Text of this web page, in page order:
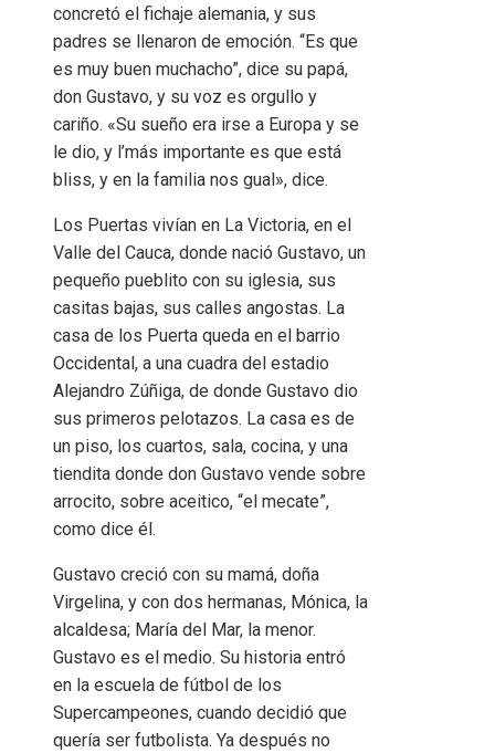
concretó el fichaje alemania, y sus
padres se llenaron de emoción. “Es que
es muy buen muchacho”, dice su papá,
don Gustavo, y su voz es orgullo y
cariño. «Su sueño era irse a Europa y se
le dio, y l’más importante es que está
bliss, y en la familia nos gual», dice.
Los Puertas vivían en La Victoria, en el
Valle del Cauca, donde nació Gustavo, un
pequeño pueblito con su iglesia, sus
casitas bajas, sus calles angostas. La
casa de los Puerta queda en el barrio
Occidental, a una cuadra del estadio
Alejandro Zúñiga, de donde Gustavo dio
sus primeros pelotazos. La casa es de
un piso, los cuartos, sala, cocina, y una
tiendita donde don Gustavo vende sobre
arrocito, sobre aceitico, “el mecate”,
como dice él.
Gustavo creció con su mamá, doña
Virgelina, y con dos hermanas, Mónica, la
alcaldesa; María del Mar, la menor.
Gustavo es el medio. Su historia entró
en la escuela de fútbol de los
Supercampeones, cuando decidió que
quería ser futbolista. Ya después no